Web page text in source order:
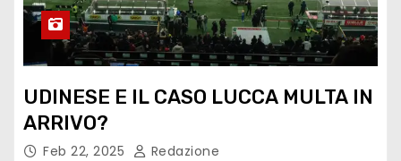
UDINESE E IL CASO LUCCA MULTA IN
ARRIVO?
Feb 22, 2025 Redazione